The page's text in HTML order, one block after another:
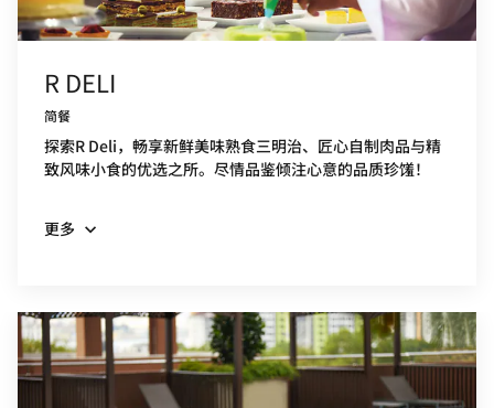
R DELI
简餐
探索R Deli，畅享新鲜美味熟食三明治、匠心自制肉品与精
致风味小食的优选之所。尽情品鉴倾注心意的品质珍馐！
更多